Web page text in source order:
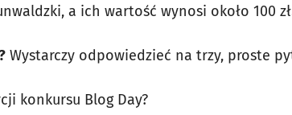
a ich wartość wynosi około 100
Wystarczy odpowiedzieć na trzy, proste
konkursu Blog Day?